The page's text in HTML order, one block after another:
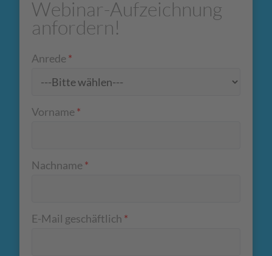
Webinar-Aufzeichnung
anfordern!
Anrede*
Vorname*
Nachname*
E-Mail geschäftlich *